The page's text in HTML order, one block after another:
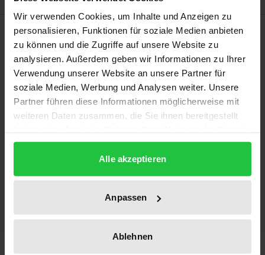
Wir verwenden Cookies, um Inhalte und Anzeigen zu
personalisieren, Funktionen für soziale Medien anbieten
zu können und die Zugriffe auf unsere Website zu
analysieren. Außerdem geben wir Informationen zu Ihrer
Verwendung unserer Website an unsere Partner für
soziale Medien, Werbung und Analysen weiter. Unsere
Partner führen diese Informationen möglicherweise mit
weiteren Daten zusammen, die Sie ihnen bereitgestellt
gesammelt haben.
Alle akzeptieren
Anpassen
Ablehnen
Beschreibung
Die Vereinten Nationen und vor allem die
Generalversammlung sind dank ihrer universellen
Zusammensetzung einer der wichtigsten Foren für
die Außenpolitik der Europäischen Gemeinschaft.
Prüfung unterzogen. Mit Akribie und vielen
Beispielen hat K.-D. Stadler darzustellen vermocht,
wie schwierig und vielschichtig einerseits der
Abstimmungsprozeß innerhalb der EG-Staaten ist
und wie mühsam das „Einfädeln“ einer